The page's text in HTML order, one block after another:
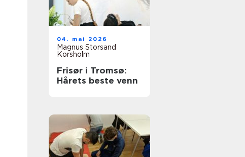
04. mai 2026
Magnus Storsand
Korsholm
Frisør i Tromsø:
Hårets beste venn